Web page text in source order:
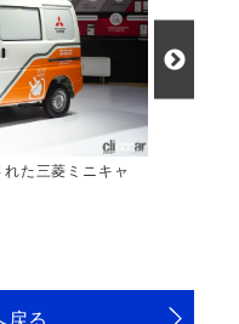
た三菱ミニキャ
る